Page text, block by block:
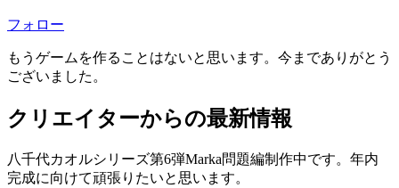
フォロー
もうゲームを作ることはないと思います。今までありがとう
ございました。
クリエイターからの最新情報
八千代カオルシリーズ第6弾Marka問題編制作中です。年内
完成に向けて頑張りたいと思います。